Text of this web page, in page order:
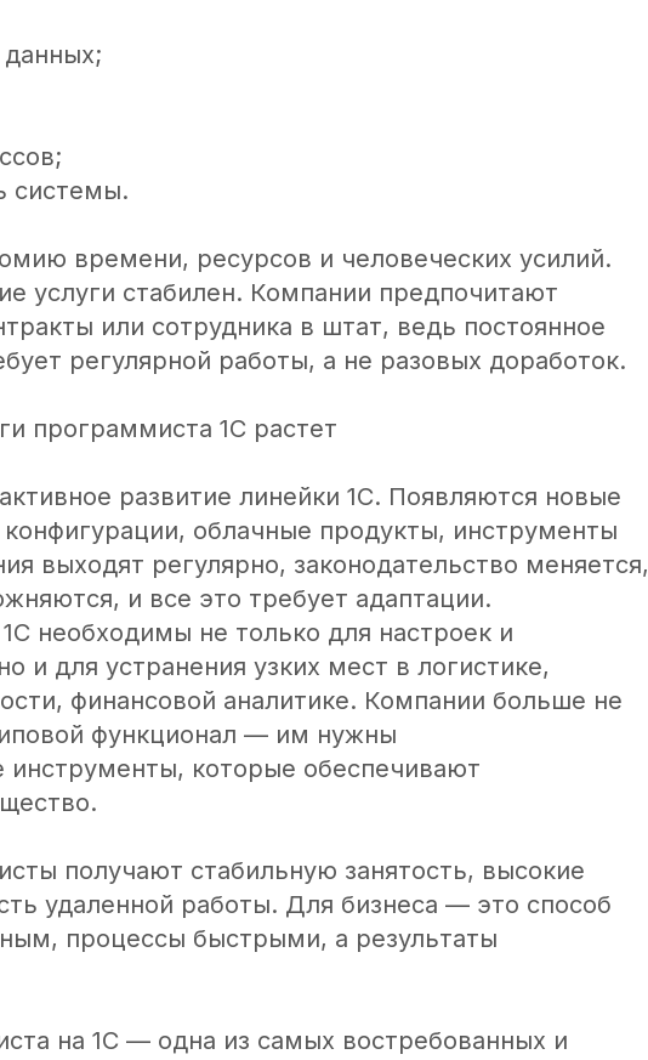
данных;
системы.
времени, ресурсов и человеческих усилий.
услуги стабилен. Компании предпочитают
или сотрудника в штат, ведь постоянное
регулярной работы, а не разовых доработок.
программиста 1С растет
развитие линейки 1С. Появляются новые
облачные продукты, инструменты
выходят регулярно, законодательство меняется,
и все это требует адаптации.
необходимы не только для настроек и
и для устранения узких мест в логистике,
финансовой аналитике. Компании больше не
функционал — им нужны
инструменты, которые обеспечивают
получают стабильную занятость, высокие
удаленной работы. Для бизнеса — это способ
процессы быстрыми, а результаты
на 1С — одна из самых востребованных и